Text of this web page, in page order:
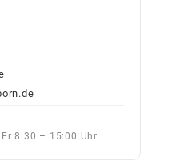
8:30 – 15:00 Uhr